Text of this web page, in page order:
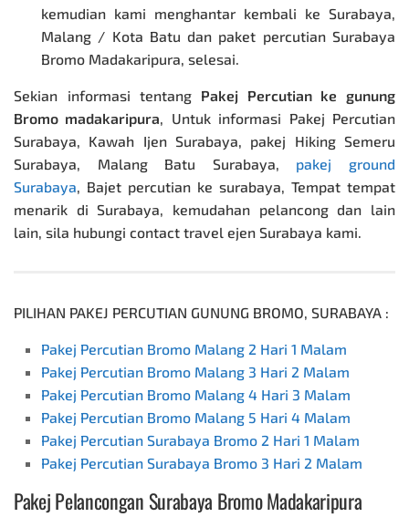
kemudian kami menghantar kembali ke Surabaya,
Malang / Kota Batu dan paket percutian Surabaya
Bromo Madakaripura, selesai.
Sekian informasi tentang Pakej Percutian ke gunung
Bromo madakaripura , Untuk informasi Pakej Percutian
Surabaya, Kawah Ijen Surabaya, pakej Hiking Semeru
Surabaya, Malang Batu Surabaya, pakej ground
Surabaya , Bajet percutian ke surabaya, Tempat tempat
menarik di Surabaya, kemudahan pelancong dan lain
lain, sila hubungi contact travel ejen Surabaya kami.
PILIHAN PAKEJ PERCUTIAN GUNUNG BROMO , SURABAYA :
Pakej Percutian Bromo Malang 2 Hari 1 Malam
Pakej Percutian Bromo Malang 3 Hari 2 Malam
Pakej Percutian Bromo Malang 4 Hari 3 Malam
Pakej Percutian Bromo Malang 5 Hari 4 Malam
Pakej Percutian Surabaya Bromo 2 Hari 1 Malam
Pakej Percutian Surabaya Bromo 3 Hari 2 Malam
Pakej Pelancongan Surabaya BromoMadakaripura